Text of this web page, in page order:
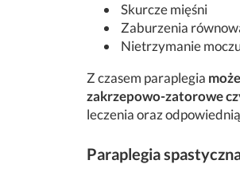
Skurcze mięśni
Zaburzenia
Nietrzymanie
Z czasem paraplegia
zakrzepowo-zatorowe
leczenia oraz
Paraplegia